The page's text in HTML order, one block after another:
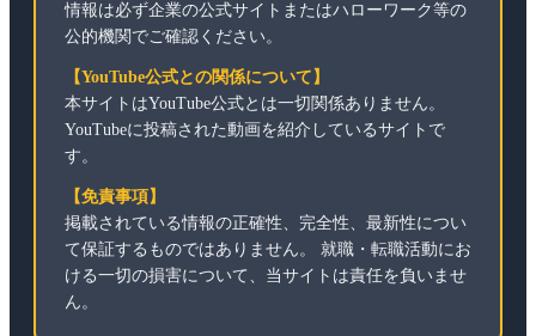
情報は必ず企業の公式サイトまたはハローワーク等の
公的機関でご確認ください。
【YouTube公式との関係について】
本サイトはYouTube公式とは一切関係ありません。
YouTubeに投稿された動画を紹介しているサイトで
す。
【免責事項】
掲載されている情報の正確性、完全性、最新性につい
て保証するものではありません。 就職・転職活動にお
ける一切の損害について、当サイトは責任を負いませ
ん。